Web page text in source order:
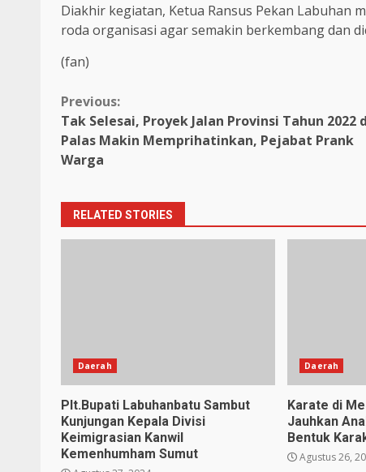
Diakhir kegiatan, Ketua Ransus Pekan Labuhan
roda organisasi agar semakin berkembang dan
(fan)
Continue
Reading
Previous:
Tak Selesai, Proyek Jalan Provinsi Tahun 2022
Palas Makin Memprihatinkan, Pejabat Prank
Warga
RELATED STORIES
Daerah
Plt.Bupati Labuhanbatu Sambut
Kunjungan Kepala Divisi
Keimigrasian Kanwil
Kemenhumham Sumut
Daerah
Karate di
Jauhkan
Bentuk
Agustus 26,